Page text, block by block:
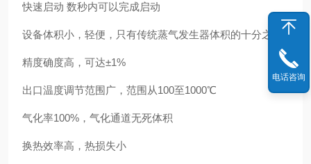
快速启动 数秒内可以完成启动
设备体积小，轻便，只有传统蒸气发生器体积的十分之一
精度确度高，可达±1%
出口温度调节范围广，范围从100至1000℃
气化率100%，气化通道无死体积
换热效率高，热损失小
电话咨询